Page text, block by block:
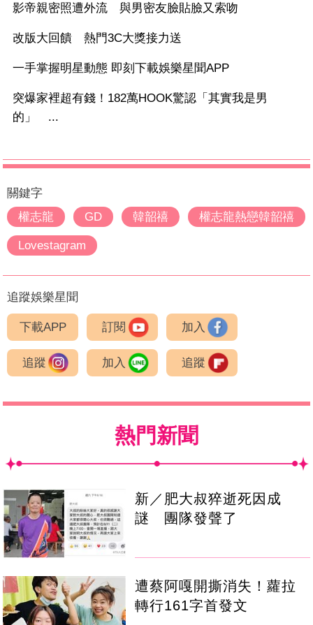
影帝親密照遭外流 與男密友臉貼臉又索吻
改版大回饋 熱門3C大獎接力送
一手掌握明星動態 即刻下載娛樂星聞APP
突爆家裡超有錢！182萬HOOK驚認「其實我是男
的」 ...
關鍵字
權志龍
GD 韓韶禧 權志龍熱戀韓韶禧
Lovestagram
追蹤娛樂星聞
下載APP 訂閱 加入
追蹤 加入 追蹤
熱門新聞
新／肥大叔猝逝死因成
謎 團隊發聲了
遭蔡阿嘎開撕消失！蘿拉
轉行161字首發文